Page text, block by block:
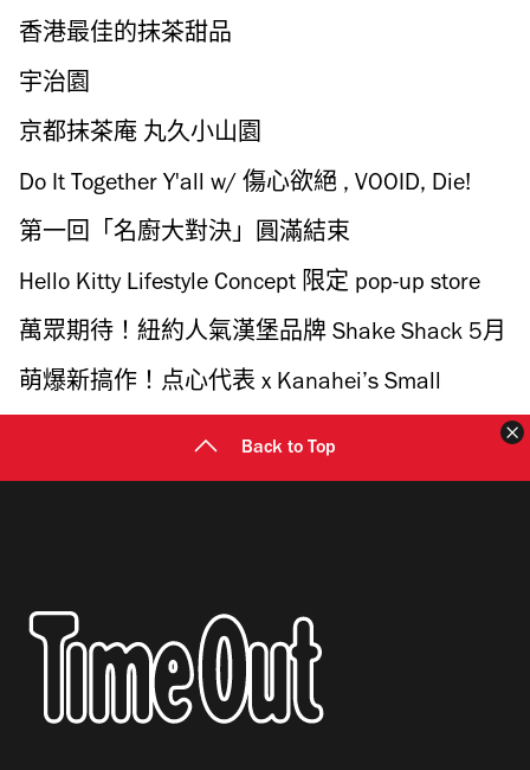
香港最佳的抹茶甜品
宇治園
京都抹茶庵 丸久小山園
Do It Together Y'all w/ 傷心欲絕 , VOOID, Die!
ChiwawaDie!, Wellsaid
第一回「名廚大對決」圓滿結束
Hello Kitty Lifestyle Concept 限定 pop-up store
萬眾期待！紐約人氣漢堡品牌 Shake Shack 5月
1日登場
萌爆新搞作！点心代表 x Kanahei’s Small
Back to Top